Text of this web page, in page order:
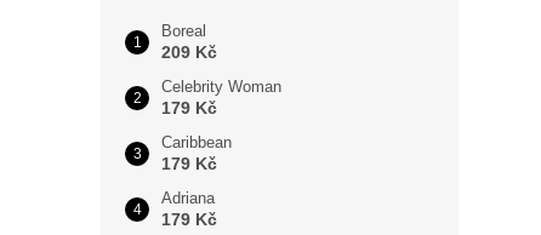
Boreal
209 Kč
Celebrity Woman
179 Kč
Caribbean
179 Kč
Adriana
179 Kč